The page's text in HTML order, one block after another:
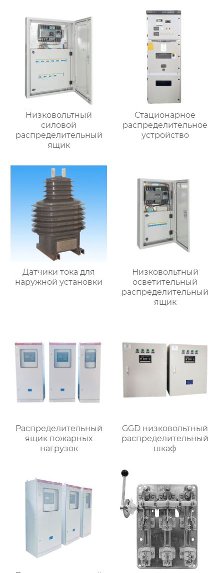
Низковольтный
силовой
распределительный
ящик
Стационарное
распределительное
устройство
Датчики тока для
наружной установки
Низковольтный
осветительный
распределительный
ящик
Распределительный
ящик пожарных
нагрузок
GGD низковольтный
распределительный
шкаф